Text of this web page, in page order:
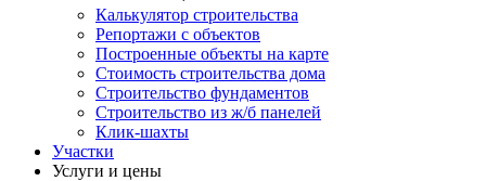
Калькулятор строительства
Репортажи с объектов
Построенные объекты на карте
Стоимость строительства дома
Строительство фундаментов
Строительство из ж/б панелей
Клик-шахты
Участки
Услуги и цены